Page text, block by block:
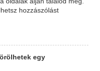
hozzászólást
egy